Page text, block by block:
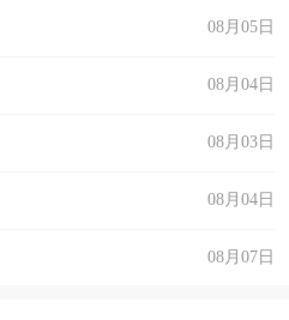
08月05日
08月04日
08月03日
08月04日
08月07日